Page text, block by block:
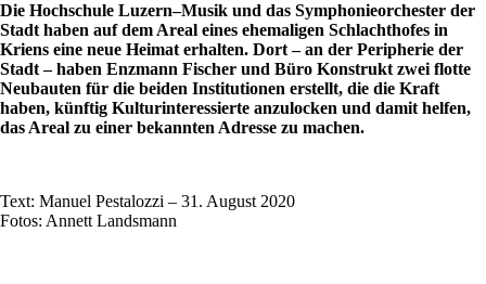
Die Hochschule Luzern–Musik und das Symphonieorchester der
Stadt haben auf dem Areal eines ehemaligen Schlachthofes in
Kriens eine neue Heimat erhalten. Dort – an der Peripherie der
Stadt – haben Enzmann Fischer und Büro Konstrukt zwei flotte
Neubauten für die beiden Institutionen erstellt, die die Kraft
haben, künftig Kulturinteressierte anzulocken und damit helfen,
das Areal zu einer bekannten Adresse zu machen.
Text: Manuel Pestalozzi – 31. August 2020
Fotos: Annett Landsmann